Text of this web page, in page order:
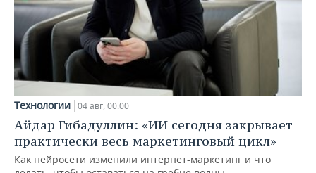
Технологии 04 авг, 00:00
Айдар Гибадуллин: «ИИ сегодня закрывает
практически весь маркетинговый цикл»
Как нейросети изменили интернет-маркетинг и что